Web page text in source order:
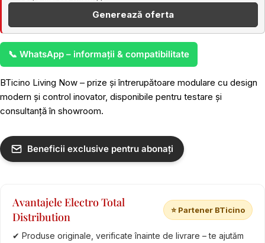
Generează oferta
📞 WhatsApp – informații & compatibilitate
BTicino Living Now – prize și întrerupătoare modulare cu design
modern și control inovator, disponibile pentru testare și
consultanță în showroom.
Beneficii exclusive pentru abonați
Avantajele Electro Total
Distribution
⭐ Partener BTicino
✔ Produse originale, verificate înainte de livrare – te ajutăm